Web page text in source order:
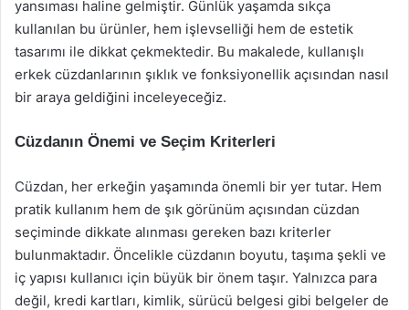
yansıması haline gelmiştir. Günlük yaşamda sıkça
kullanılan bu ürünler, hem işlevselliği hem de estetik
tasarımı ile dikkat çekmektedir. Bu makalede, kullanışlı
erkek cüzdanlarının şıklık ve fonksiyonellik açısından nasıl
bir araya geldiğini inceleyeceğiz.
Cüzdanın Önemi ve Seçim Kriterleri
Cüzdan, her erkeğin yaşamında önemli bir yer tutar. Hem
pratik kullanım hem de şık görünüm açısından cüzdan
seçiminde dikkate alınması gereken bazı kriterler
bulunmaktadır. Öncelikle cüzdanın boyutu, taşıma şekli ve
iç yapısı kullanıcı için büyük bir önem taşır. Yalnızca para
değil, kredi kartları, kimlik, sürücü belgesi gibi belgeler de